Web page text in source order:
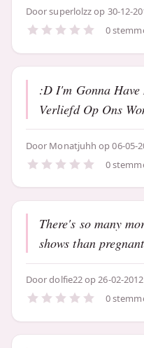
Doorsuperlolzzop 30-12-
0
:D I'm Gonna
Verliefd Op Ons
Door Monatjuhh op 06-05-
0
There's so many
shows than
Doordolfie22op 26-02-
0